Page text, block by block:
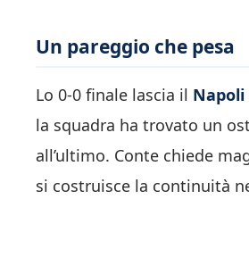
Un pareggio che pesa
Lo 0-0 finale lascia il Napoli
la squadra ha trovato un
all’ultimo. Conte chiede
si costruisce la continuità